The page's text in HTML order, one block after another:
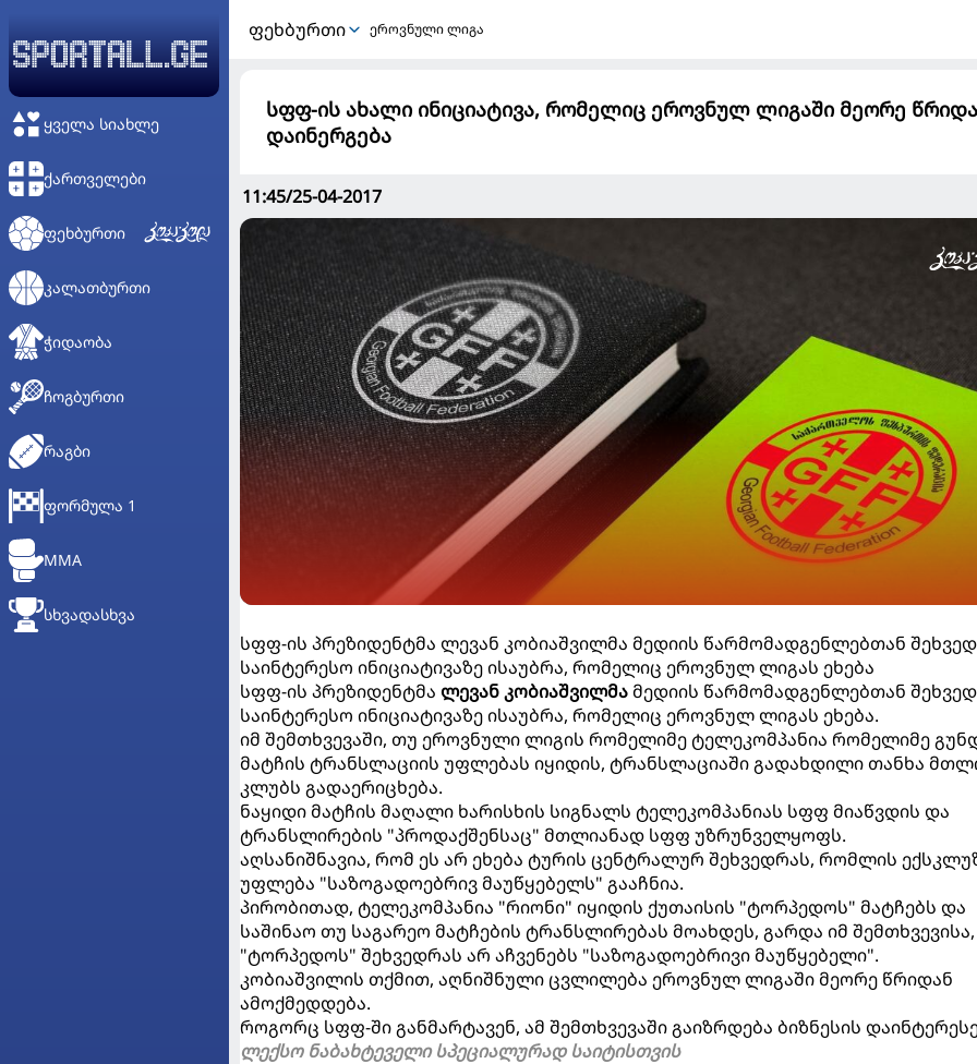
ᲧᲕᲔᲚᲐ ᲡᲘᲐᲮᲚᲔ
ᲥᲐᲠᲗᲕᲔᲚᲔᲑᲘ
ᲤᲔᲮᲑᲣᲠᲗᲘ
ᲙᲐᲚᲐᲗᲑᲣᲠᲗᲘ
ᲭᲘᲓᲐᲝᲑᲐ
ᲩᲝᲒᲑᲣᲠᲗᲘ
ᲠᲐᲒᲑᲘ
ᲤᲝᲠᲛᲣᲚᲐ 1
MMA
ᲡᲮᲕᲐᲓᲐᲡᲮᲕᲐ
ᲤᲔᲮᲑᲣᲠᲗᲘ ეროვნული ლიგა
სფფ-ის ახალი ინიციატივა, რომელიც ეროვნულ ლიგაში მეორე
დაინერგება
11:45/25-04-2017
სფფ-ის პრეზიდენტმა ლევან კობიაშვილმა მედიის წარმომადგენლებთან
საინტერესო ინიციატივაზე ისაუბრა, რომელიც ეროვნულ ლიგას ეხება
სფფ-ის პრეზიდენტმა ლევან კობიაშვილმამედიის წარმომადგენლებთან
საინტერესო ინიციატივაზე ისაუბრა, რომელიც ეროვნულ ლიგას ეხება.
იმ შემთხვევაში, თუ ეროვნული ლიგის რომელიმე ტელეკომპანია რომელიმე
მატჩის ტრანსლაციის უფლებას იყიდის, ტრანსლაციაში გადახდილი თანხა
კლუბს გადაერიცხება.
ნაყიდი მატჩის მაღალი ხარისხის სიგნალს ტელეკომპანიას სფფ მიაწვდის და
ტრანსლირების "პროდაქშენსაც" მთლიანად სფფ უზრუნველყოფს.
აღსანიშნავია, რომ ეს არ ეხება ტურის ცენტრალურ შეხვედრას, რომლის
უფლება "საზოგადოებრივ მაუწყებელს" გააჩნია.
პირობითად, ტელეკომპანია "რიონი" იყიდის ქუთაისის "ტორპედოს" მატჩებს და
საშინაო თუ საგარეო მატჩების ტრანსლირებას მოახდეს, გარდა იმ
"ტორპედოს" შეხვედრას არ აჩვენებს "საზოგადოებრივი მაუწყებელი".
კობიაშვილის თქმით, აღნიშნული ცვლილება ეროვნულ ლიგაში მეორე წრიდან
ამოქმედდება.
როგორც სფფ-ში განმარტავენ, ამ შემთხვევაში გაიზრდება ბიზნესის
ლექსო ნაბახტეველი სპეციალურად საიტისთვის